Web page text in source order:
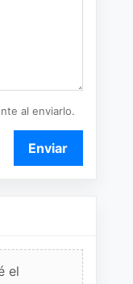
al enviarlo.
Enviar
el